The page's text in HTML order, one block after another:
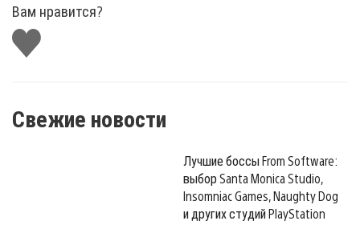
Вам нравится?
Поставить
лайк
Свежие новости
Лучшие боссы From Software:
выбор Santa Monica Studio,
Insomniac Games, Naughty Dog
и других студий PlayStation